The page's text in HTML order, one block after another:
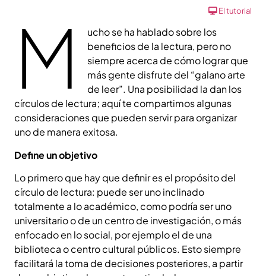
El tutorial
M
ucho se ha hablado sobre los
beneficios de la lectura, pero no
siempre acerca de cómo lograr que
más gente disfrute del “galano arte
de leer”. Una posibilidad la dan los
círculos de lectura; aquí te compartimos algunas
consideraciones que pueden servir para organizar
uno de manera exitosa.
Define un objetivo
Lo primero que hay que definir es el propósito del
círculo de lectura: puede ser uno inclinado
totalmente a lo académico, como podría ser uno
universitario o de un centro de investigación, o más
enfocado en lo social, por ejemplo el de una
biblioteca o centro cultural públicos. Esto siempre
facilitará la toma de decisiones posteriores, a partir